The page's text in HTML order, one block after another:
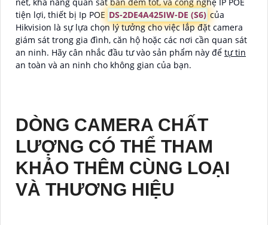
nét, khả năng quan sát ban đêm tốt, và công nghệ IP POE
tiện lợi, thiết bị Ip POE DS-2DE4A425IW-DE (S6) của
Hikvision là sự lựa chọn lý tưởng cho việc lắp đặt camera
giám sát trong gia đình, căn hộ hoặc các nơi cần quan sát
an ninh. Hãy cân nhắc đầu tư vào sản phẩm này để tự tin
an toàn và an ninh cho không gian của bạn.
DÒNG CAMERA CHẤT
LƯỢNG CÓ THỂ THAM
KHẢO THÊM CÙNG LOẠI
VÀ THƯƠNG HIỆU